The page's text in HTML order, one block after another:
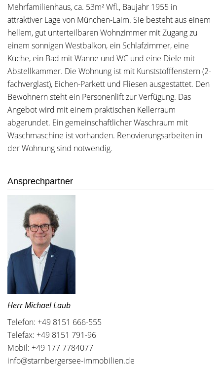
Mehrfamilienhaus, ca. 53m² Wfl., Baujahr 1955 in
attraktiver Lage von München-Laim. Sie besteht aus einem
hellem, gut unterteilbaren Wohnzimmer mit Zugang zu
einem sonnigen Westbalkon, ein Schlafzimmer, eine
Küche, ein Bad mit Wanne und WC und eine Diele mit
Abstellkammer. Die Wohnung ist mit Kunststofffenstern (2-
fachverglast), Eichen-Parkett und Fliesen ausgestattet. Den
Bewohnern steht ein Personenlift zur Verfügung. Das
Angebot wird mit einem praktischen Kellerraum
abgerundet. Ein gemeinschaftlicher Waschraum mit
Waschmaschine ist vorhanden. Renovierungsarbeiten in
der Wohnung sind notwendig.
Ansprechpartner
Herr Michael Laub
Telefon: +49 8151 666-555
Telefax: +49 8151 791-96
Mobil: +49 177 7784077
info@starnbergersee-immobilien.de